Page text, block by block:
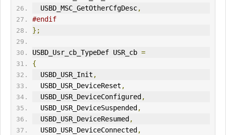
  USBD_MSC_GetOtherCfgDesc
,
#endif
};
USBD_Usr_cb_TypeDef USR_cb =
{
  USBD_USR_Init
,
  USBD_USR_DeviceReset
,
  USBD_USR_DeviceConfigured
,
  USBD_USR_DeviceSuspended
,
  USBD_USR_DeviceResumed
,
  USBD_USR_DeviceConnected
,